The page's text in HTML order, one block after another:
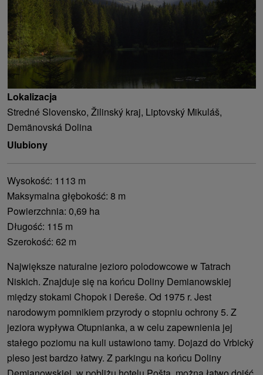
Lokalizacja
Stredné Slovensko, Žilinský kraj, Liptovský Mikuláš,
Demänovská Dolina
Ulubiony
Wysokość: 1113 m
Maksymalna głębokość: 8 m
Powierzchnia: 0,69 ha
Długość: 115 m
Szerokość: 62 m
Największe naturalne jezioro polodowcowe w Tatrach
Niskich. Znajduje się na końcu Doliny Demianowskiej
między stokami Chopok i Dereše. Od 1975 r. Jest
narodowym pomnikiem przyrody o stopniu ochrony 5. Z
jeziora wypływa Otupnianka, a w celu zapewnienia jej
stałego poziomu na kuli ustawiono tamy. Dojazd do Vrbický
pleso jest bardzo łatwy. Z parkingu na końcu Doliny